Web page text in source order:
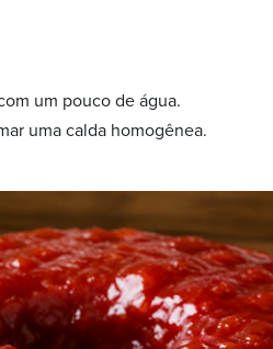
um pouco de água.
uma calda homogênea.